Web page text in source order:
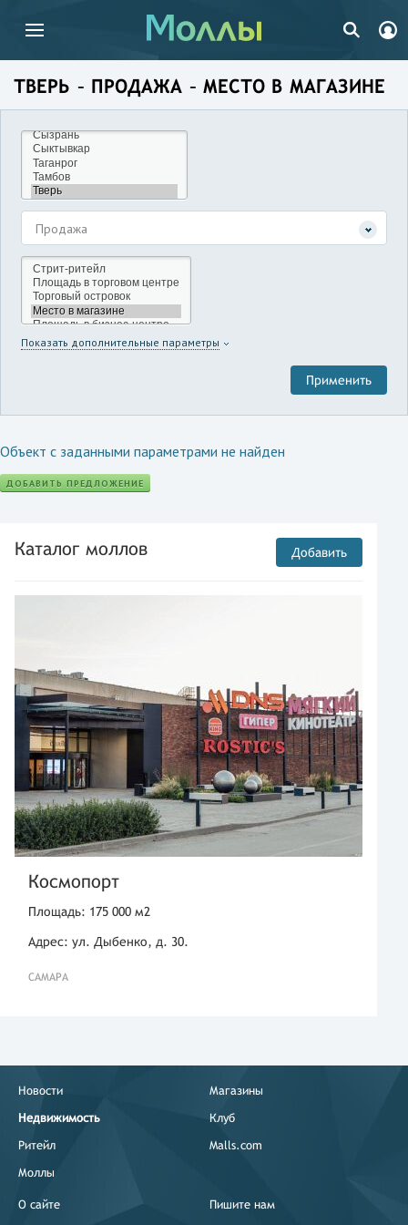
ТВЕРЬ – ПРОДАЖА – МЕСТО В МАГАЗИНЕ
Продажа
Показать дополнительные параметры
Объект с заданными параметрами не найден
ДОБАВИТЬ ПРЕДЛОЖЕНИЕ
Каталог моллов Добавить
Космопорт
Площадь: 175 000 м2
Адрес: ул. Дыбенко, д. 30.
САМАРА
Новости
Недвижимость
Ритейл
Моллы
Магазины
Клуб
Malls.com
О сайте Пишите нам